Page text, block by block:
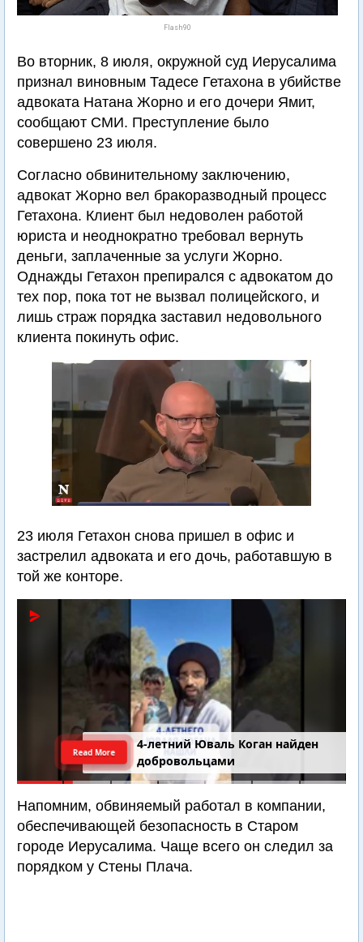
Flash90
Во вторник, 8 июля, окружной суд Иерусалима
признал виновным Тадесе Гетахона в убийстве
адвоката Натана Жорно и его дочери Ямит,
сообщают СМИ. Преступление было
совершено 23 июля.
Согласно обвинительному заключению,
адвокат Жорно вел бракоразводный процесс
Гетахона. Клиент был недоволен работой
юриста и неоднократно требовал вернуть
деньги, заплаченные за услуги Жорно.
Однажды Гетахон препирался с адвокатом до
тех пор, пока тот не вызвал полицейского, и
лишь страж порядка заставил недовольного
клиента покинуть офис.
23 июля Гетахон снова пришел в офис и
застрелил адвоката и его дочь, работавшую в
той же конторе.
4-летний Юваль Коган найден
добровольцами
Read More
Напомним, обвиняемый работал в компании,
обеспечивающей безопасность в Старом
городе Иерусалима. Чаще всего он следил за
порядком у Стены Плача.